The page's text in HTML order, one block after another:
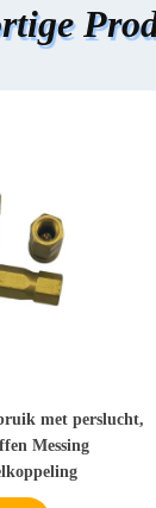
met perslucht,
Messing